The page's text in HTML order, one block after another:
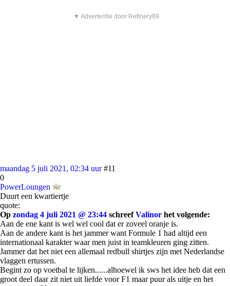
▼ Advertentie door Refinery89
maandag 5 juli 2021, 02:34 uur #11
0
PowerLoungen
Duurt een kwartiertje
quote:
Op zondag 4 juli 2021 @ 23:44 schreefValinor het volgende:
Aan de ene kant is wel wel cool dat er zoveel oranje is.
Aan de andere kant is het jammer want Formule 1 had altijd een
internationaal karakter waar men juist in teamkleuren ging zitten.
Jammer dat het niet een allemaal redbull shirtjes zijn met Nederlandse
vlaggen ertussen.
Begint zo op voetbal te lijken......alhoewel ik sws het idee heb dat een
groot deel daar zit niet uit liefde voor F1 maar puur als uitje en het